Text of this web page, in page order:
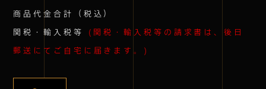
商品代金合計（税込）
関税・輸入税等 (関税・輸入税等の請求書は、後日
郵送にてご自宅に届きます。)